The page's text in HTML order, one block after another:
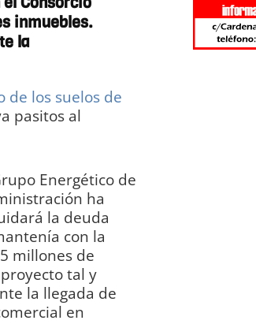
inmuebles.
la
de los suelos de
pasitos al
Energético de
ha
la deuda
con la
millones de
tal y
la llegada de
en